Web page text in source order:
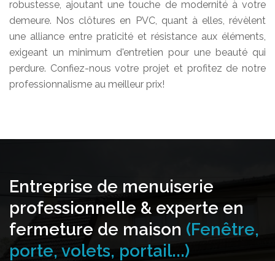
robustesse, ajoutant une touche de modernité à votre
demeure. Nos clôtures en PVC, quant à elles, révèlent
une alliance entre praticité et résistance aux éléments,
exigeant un minimum d'entretien pour une beauté qui
perdure. Confiez-nous votre projet et profitez de notre
professionnalisme au meilleur prix!
Entreprise de menuiserie
professionnelle & experte en
fermeture de maison (Fenêtre,
porte, volets, portail...)